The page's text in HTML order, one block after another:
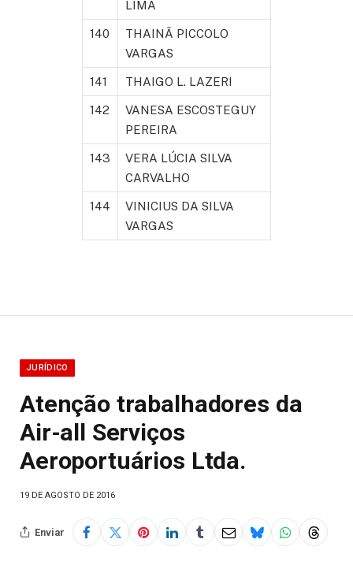
LIMA
140
THAINÃ PICCOLO
VARGAS
141 THAIGO L. LAZERI
142
VANESA ESCOSTEGUY
PEREIRA
143
VERA LÚCIA SILVA
CARVALHO
144
VINICIUS DA SILVA
VARGAS
JURÍDICO
Atenção trabalhadores da
Air-all Serviços
Aeroportuários Ltda.
19 DE AGOSTO DE 2016
Enviar